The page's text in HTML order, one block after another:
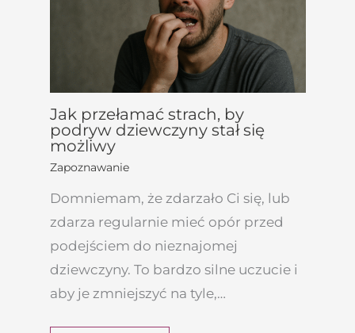
Jak przełamać strach, by
podryw dziewczyny stał się
możliwy
Zapoznawanie
Domniemam, że zdarzało Ci się, lub
zdarza regularnie mieć opór przed
podejściem do nieznajomej
dziewczyny. To bardzo silne uczucie i
aby je zmniejszyć na tyle,…